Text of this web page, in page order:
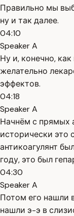
Правильно мы
ну и так далее.
04:10
Speaker A
Ну и, конечно,
желательно
эффектов.
04:18
Speaker A
Начнём с прямых
исторически это
антикоагулянт
году, это был
04:30
Speaker A
Потом его нашли
нашли э-э в